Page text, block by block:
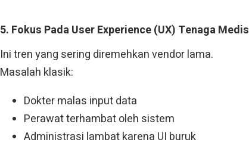
5. Fokus Pada User Experience (UX) Tenaga Medis
Ini tren yang sering diremehkan vendor lama.
Masalah klasik:
Dokter malas input data
Perawat terhambat oleh sistem
Administrasi lambat karena UI buruk